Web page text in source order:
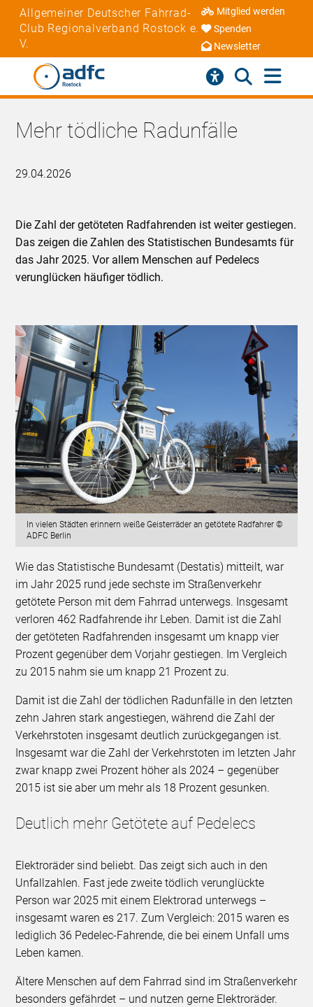
Allgemeiner Deutscher Fahrrad-
Club Regionalverband Rostock e.
V.
Mitglied werden
Spenden
Newsletter
Mehr tödliche Radunfälle
29.04.2026
Die Zahl der getöteten Radfahrenden ist weiter gestiegen.
Das zeigen die Zahlen des Statistischen Bundesamts für
das Jahr 2025. Vor allem Menschen auf Pedelecs
verunglücken häufiger tödlich.
In vielen Städten erinnern weiße Geisterräder an getötete Radfahrer ©
ADFC Berlin
Wie das Statistische Bundesamt (Destatis) mitteilt, war
im Jahr 2025 rund jede sechste im Straßenverkehr
getötete Person mit dem Fahrrad unterwegs. Insgesamt
verloren 462 Radfahrende ihr Leben. Damit ist die Zahl
der getöteten Radfahrenden insgesamt um knapp vier
Prozent gegenüber dem Vorjahr gestiegen. Im Vergleich
zu 2015 nahm sie um knapp 21 Prozent zu.
Damit ist die Zahl der tödlichen Radunfälle in den letzten
zehn Jahren stark angestiegen, während die Zahl der
Verkehrstoten insgesamt deutlich zurückgegangen ist.
Insgesamt war die Zahl der Verkehrstoten im letzten Jahr
zwar knapp zwei Prozent höher als 2024 – gegenüber
2015 ist sie aber um mehr als 18 Prozent gesunken.
Deutlich mehr Getötete auf Pedelecs
Elektroräder sind beliebt. Das zeigt sich auch in den
Unfallzahlen. Fast jede zweite tödlich verunglückte
Person war 2025 mit einem Elektrorad unterwegs –
insgesamt waren es 217. Zum Vergleich: 2015 waren es
lediglich 36 Pedelec-Fahrende, die bei einem Unfall ums
Leben kamen.
Ältere Menschen auf dem Fahrrad sind im Straßenverkehr
besonders gefährdet – und nutzen gerne Elektroräder.